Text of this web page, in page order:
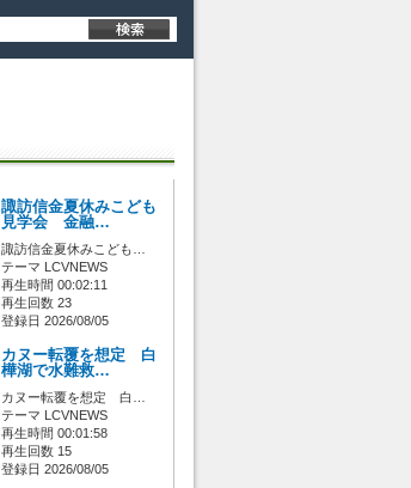
諏訪信金夏休みこども
見学会 金融…
諏訪信金夏休みこども…
テーマ LCVNEWS
再生時間 00:02:11
再生回数 23
登録日 2026/08/05
カヌー転覆を想定 白
樺湖で水難救…
カヌー転覆を想定 白…
テーマ LCVNEWS
再生時間 00:01:58
再生回数 15
登録日 2026/08/05